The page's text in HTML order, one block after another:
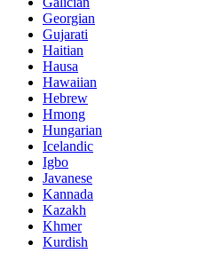
Georgian
Gujarati
Haitian
Hausa
Hawaiian
Hebrew
Hmong
Hungarian
Icelandic
Igbo
Javanese
Kannada
Kazakh
Khmer
Kurdish